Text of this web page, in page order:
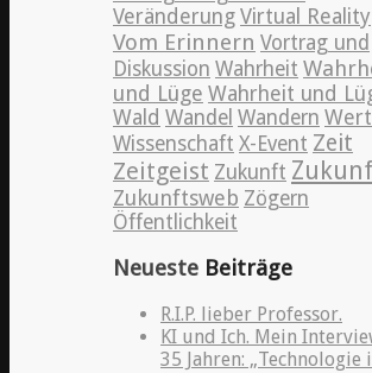
Veränderung Virtual Reality
Vom Erinnern Vortrag und
Diskussion Wahrheit
und Lüge Wahrheit und
Wald Wandel Wandern
Wissenschaft X-Event Zeit
Zeitgeist Zukunft
Zukunftsweb Zögern
Öffentlichkeit
Neueste Beiträge
R.I.P. lieber Professor.
KI und Ich. Mein
35 Jahren: „Technologie